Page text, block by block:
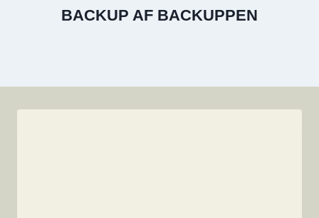
BACKUP AF BACKUPPEN